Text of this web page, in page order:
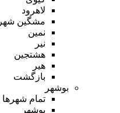
لاهرود
مشگین شهر
نمین
نیر
هشتجین
هیر
بازگشت
بوشهر
تمام شهر‌ها
بوشهر